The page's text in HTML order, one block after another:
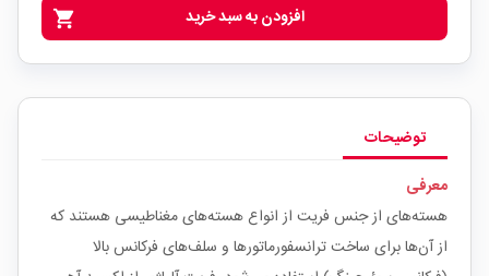
shopping_cart افزودن به سبد خرید
توضیحات
معرفی
هسته‌های از جنس فریت از انواع هسته‌های مغناطیسی هستند که
از آن‌ها برای ساخت ترانسفورماتور‌ها و سلف‌های فرکانس بالا